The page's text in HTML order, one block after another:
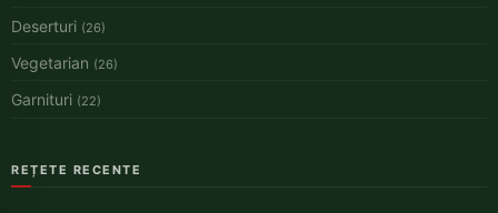
Deserturi (26)
Vegetarian (26)
Garnituri (22)
REȚETE RECENTE